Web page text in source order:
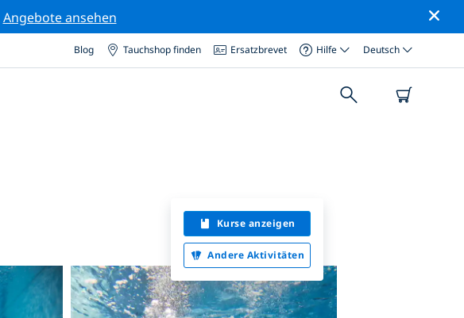
Angebote ansehen
Blog Tauchshop finden Ersatzbrevet Hilfe Deutsch
Kurse anzeigen
Andere Aktivitäten